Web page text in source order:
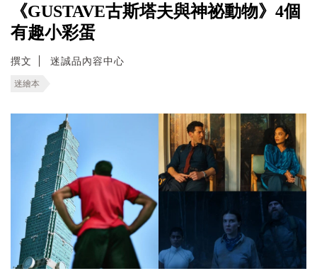
《GUSTAVE古斯塔夫與神祕動物》4個
有趣小彩蛋
撰文 迷誠品內容中心
迷繪本